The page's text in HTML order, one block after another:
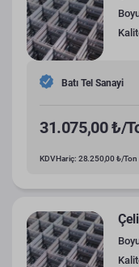
Batı Tel Sanayi
31.075,00 ₺/
KDV Hariç: 28.250,00 ₺/Ton